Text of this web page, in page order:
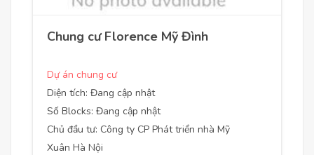
Chung cư Florence Mỹ Đình
Dự án chung cư
Diện tích: Đang cập nhật
Số Blocks: Đang cập nhật
Chủ đầu tư: Công ty CP Phát triển nhà Mỹ
Xuân Hà Nội